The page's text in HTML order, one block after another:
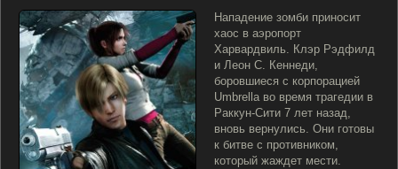
Нападение зомби приносит
хаос в аэропорт
Харвардвиль. Клэр Рэдфилд
и Леон С. Кеннеди,
боровшиеся с корпорацией
Umbrella во время трагедии в
Раккун-Сити 7 лет назад,
вновь вернулись. Они готовы
к битве с противником,
который жаждет мести.